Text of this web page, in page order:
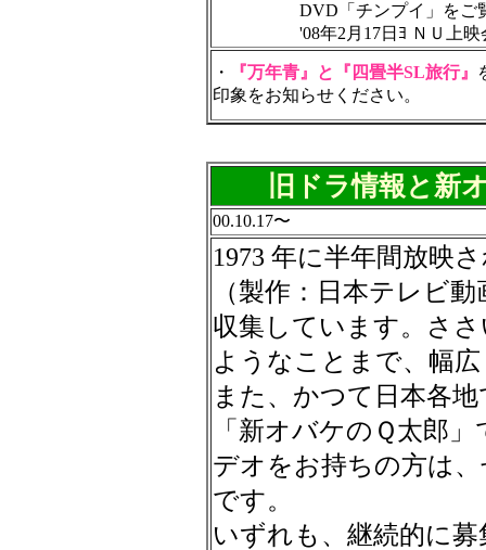
DVD「チンプイ」をご
'08年2月17日ﾖ ＮＵ上
・ 『万年青』と『四畳半SL旅行』
印象をお知らせください。
旧ドラ情報と新
00.10.17〜
1973 年に半年間放映
（製作：日本テレビ
収集しています。さ
ようなことまで、幅
また、かつて日本各
「新オバケのＱ太郎
デオをお持ちの方は
です。
いずれも、継続的に